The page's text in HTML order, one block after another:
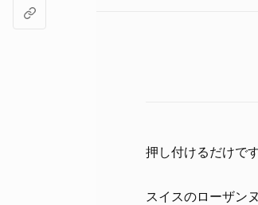
押し付けるだけです
スイスのローザン